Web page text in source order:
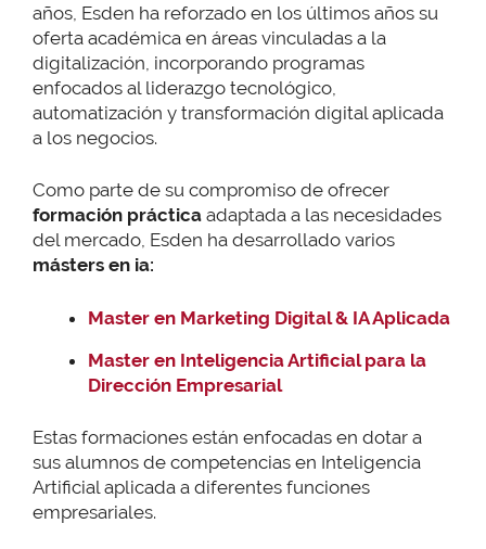
años, Esden ha reforzado en los últimos años su
oferta académica en áreas vinculadas a la
digitalización, incorporando programas
enfocados al liderazgo tecnológico,
automatización y transformación digital aplicada
a los negocios.
Como parte de su compromiso de ofrecer
formación práctica adaptada a las necesidades
del mercado, Esden ha desarrollado varios
másters en ia:
Master en Marketing Digital & IA Aplicada
Master en Inteligencia Artificial para la
Dirección Empresarial
Estas formaciones están enfocadas en dotar a
sus alumnos de competencias en Inteligencia
Artificial aplicada a diferentes funciones
empresariales.